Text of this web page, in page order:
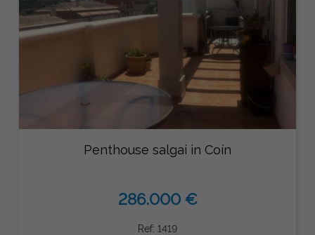
Penthouse salgai in Coín
286.000 €
Ref: 1419